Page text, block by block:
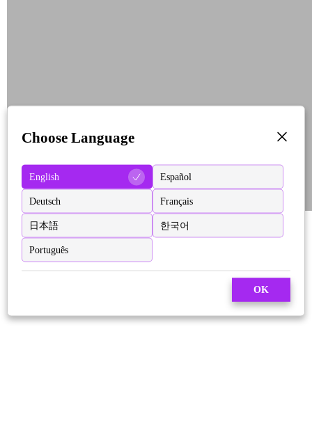
Choose Language
English Español
Deutsch Français
日本語 한국어
Português
OK